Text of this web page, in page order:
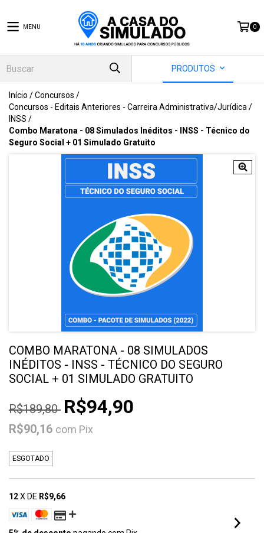
MENU 0
PRODUTOS
Início /Concursos /
Concursos - Editais Anteriores - Carreira Administrativa/Jurídica /
INSS /
Combo Maratona - 08 Simulados Inéditos - INSS - Técnico do
Seguro Social + 01 Simulado Gratuito
COMBO MARATONA - 08 SIMULADOS
INÉDITOS - INSS - TÉCNICO DO SEGURO
SOCIAL + 01 SIMULADO GRATUITO
R$189,80 R$94,90
R$90,16 com Pix
ESGOTADO
12X DE R$9,66